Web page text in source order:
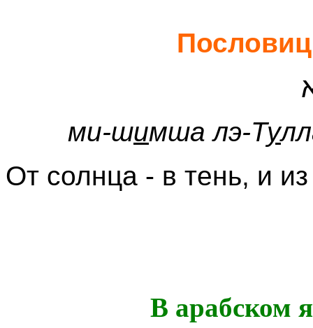
ми-шимша лэ-Ту
От солнца - в тень, и
В арабском